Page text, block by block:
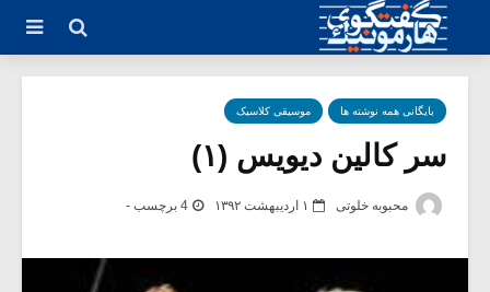
بایگانی همه نوشته ها موسیقی کلاسیک
سر کالین دیویس (۱)
محبوبه خلوتی ۱ اردیبهشت ۱۳۹۲ 4 برچسب -